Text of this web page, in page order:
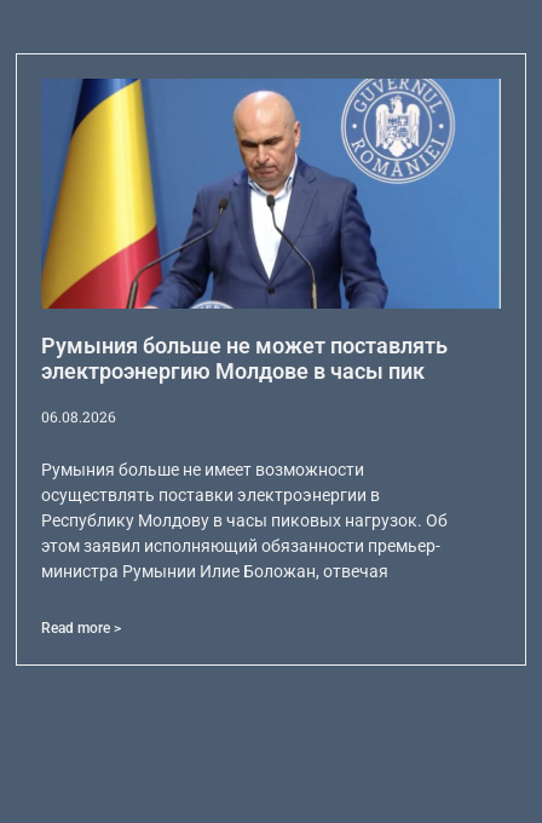
Румыния больше не может поставлять
электроэнергию Молдове в часы пик
06.08.2026
Румыния больше не имеет возможности
осуществлять поставки электроэнергии в
Республику Молдову в часы пиковых нагрузок. Об
этом заявил исполняющий обязанности премьер-
министра Румынии Илие Боложан, отвечая
Read more >